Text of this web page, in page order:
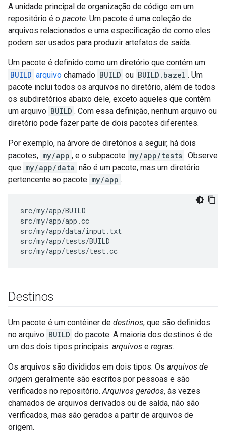
A unidade principal de organização de código em um
repositório é o pacote. Um pacote é uma coleção de
arquivos relacionados e uma especificação de como eles
podem ser usados para produzir artefatos de saída.
Um pacote é definido como um diretório que contém um
BUILD arquivo chamado BUILD ou BUILD.bazel . Um
pacote inclui todos os arquivos no diretório, além de todos
os subdiretórios abaixo dele, exceto aqueles que contêm
um arquivo BUILD . Com essa definição, nenhum arquivo ou
diretório pode fazer parte de dois pacotes diferentes.
Por exemplo, na árvore de diretórios a seguir, há dois
pacotes, my/app , e o subpacote my/app/tests . Observe
que my/app/data não é um pacote, mas um diretório
pertencente ao pacote my/app .
src/my/app/BUILD
src/my/app/app.cc
src/my/app/data/input.txt
src/my/app/tests/BUILD
Destinos
Um pacote é um contêiner de destinos, que são definidos
no arquivo BUILD do pacote. A maioria dos destinos é de
um dos dois tipos principais: arquivos e regras.
Os arquivos são divididos em dois tipos. Os arquivos de
origem geralmente são escritos por pessoas e são
verificados no repositório.Arquivos gerados, às vezes
chamados de arquivos derivados ou de saída, não são
verificados, mas são gerados a partir de arquivos de
origem.